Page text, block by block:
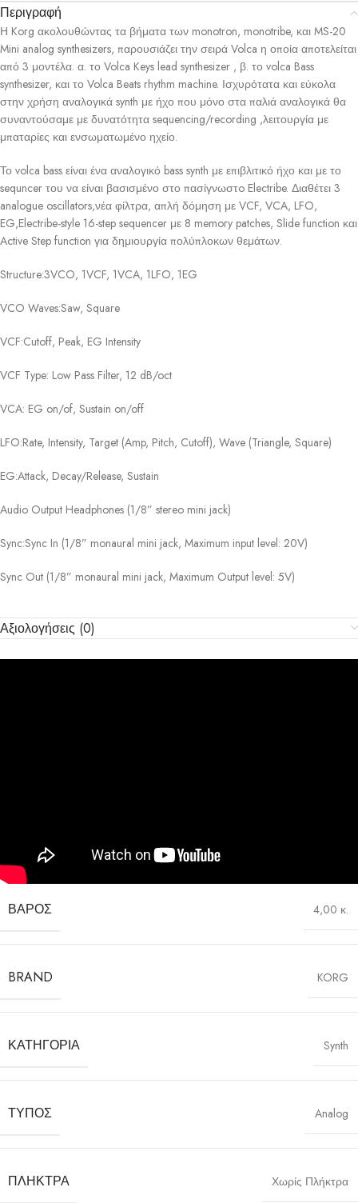
Περιγραφή
Η Korg ακολουθώντας τα βήματα των monotron, monotribe, και MS-20
Mini analog synthesizers, παρουσιάζει την σειρά Volca η οποία αποτελείται
από 3 μοντέλα. α. το Volca Keys lead synthesizer , β. το volca Bass
synthesizer, και το Volca Beats rhythm machine. Ισχυρότατα και εύκολα
στην χρήση αναλογικά synth με ήχο που μόνο στα παλιά αναλογικά θα
συναντούσαμε με δυνατότητα sequencing/recording ,λειτουργία με
μπαταρίες και ενσωματωμένο ηχείο.
Το volca bass είναι ένα αναλογικό bass synth με επιβλιτικό ήχο και με το
sequncer του να είναι βασισμένο στο πασίγνωστo Electribe. Διαθέτει 3
analogue oscillators,νέα φίλτρα, απλή δόμηση με VCF, VCA, LFO,
EG,Electribe-style 16-step sequencer με 8 memory patches, Slide function και
Active Step function για δημιουργία πολύπλοκων θεμάτων.
Structure:3VCO, 1VCF, 1VCA, 1LFO, 1EG
VCO Waves:Saw, Square
VCF:Cutoff, Peak, EG Intensity
VCF Type: Low Pass Filter, 12 dB/oct
VCA: EG on/of, Sustain on/off
LFO:Rate, Intensity, Target (Amp, Pitch, Cutoff), Wave (Triangle, Square)
EG:Attack, Decay/Release, Sustain
Audio Output Headphones (1/8” stereo mini jack)
Sync:Sync In (1/8” monaural mini jack, Maximum input level: 20V)
Sync Out (1/8” monaural mini jack, Maximum Output level: 5V)
Αξιολογήσεις (0)
ΒΆΡΟΣ 4,00 κ.
BRAND KORG
ΚΑΤΗΓΟΡΊΑ Synth
ΤΎΠΟΣ Analog
ΠΛΉΚΤΡΑ Χωρίς Πλήκτρα